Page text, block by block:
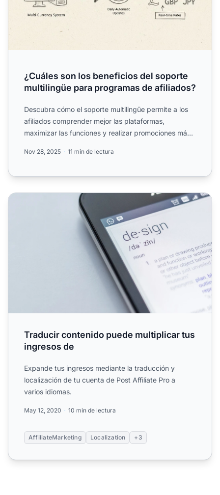
¿Cuáles son los beneficios del soporte
multilingüe para programas de afiliados?
Descubra cómo el soporte multilingüe permite a los
afiliados comprender mejor las plataformas,
maximizar las funciones y realizar promociones más
Nov 28, 2025 11 min de lectura
Traducir contenido puede multiplicar tus ingresos de
Traducir contenido puede multiplicar tus
ingresos de
Expande tus ingresos mediante la traducción y
localización de tu cuenta de Post Affiliate Pro a
varios idiomas.
May 12, 2020 10 min de lectura
AffiliateMarketing Localization +3